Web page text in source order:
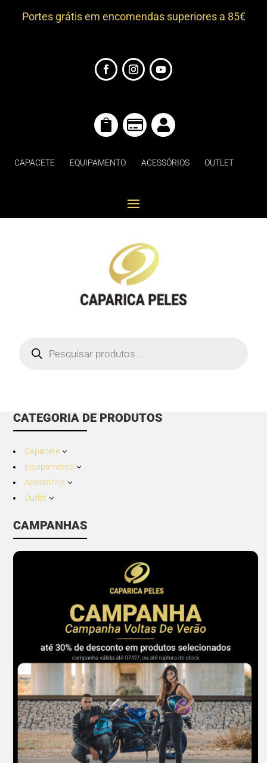
Portes grátis em encomendas superiores a 85€
  
CAPACETE EQUIPAMENTO ACESSÓRIOS OUTLET
search
CATEGORIA DE PRODUTOS
Capacete 3
Equipamento 3
Acessórios 3
Outlet 3
CAMPANHAS